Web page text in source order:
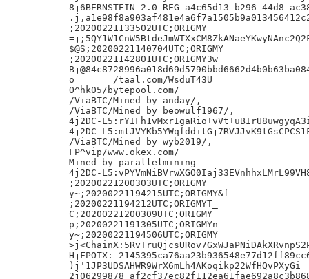
8j6BERNSTEIN 2.0 REG a4c65d13-b296-44d8-
;20200221133502UTC;ORIGMY
$@S;20200221140704UTC;ORIGMY
;20200221142801UTC;ORIGMY3w
o	/taal.com/WsduT43U
O^hk05/bytepool.com/
/ViaBTC/Mined by anday/,
/ViaBTC/Mined by beowulf1967/,
4j2DC-
4j2DC-
/ViaBTC/Mined by wyb2019/,
FP^vip/www.okex.com/
Mined by parallelmining
4j2DC-
;20200221200303UTC;ORIGMY
y~;20200221194215UTC;ORIGMY&f
;20200221194212UTC;ORIGMYT_
C;20200221200309UTC;ORIGMY
p;20200221191305UTC;ORIGMYn
y~;20200221194506UTC;ORIGMY
HjFPOTX:
)j'1JP3UDSAHWR9WrX6mLh4AKoqikp22WfHQvPXyGi